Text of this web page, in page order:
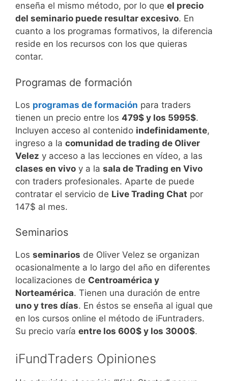
enseña el mismo método, por lo que el precio
del seminario puede resultar excesivo. En
cuanto a los programas formativos, la diferencia
reside en los recursos con los que quieras
contar.
Programas de formación
Los programas de formación para traders
tienen un precio entre los 479$ y los 5995$.
Incluyen acceso al contenido indefinidamente,
ingreso a la comunidad de trading de Oliver
Velez y acceso a las lecciones en vídeo, a las
clases en vivo y a la sala de Trading en Vivo
con traders profesionales. Aparte de puede
contratar el servicio de Live Trading Chat por
147$ al mes.
Seminarios
Los seminarios de Oliver Velez se organizan
ocasionalmente a lo largo del año en diferentes
localizaciones de Centroamérica y
Norteamérica. Tienen una duración de entre
uno y tres días. En éstos se enseña al igual que
en los cursos online el método de iFuntraders.
Su precio varía entre los 600$ y los 3000$.
iFundTraders Opiniones